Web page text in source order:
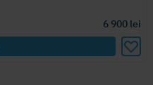
6 900 lei